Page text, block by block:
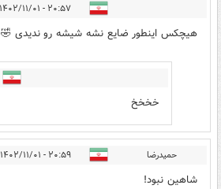
۲۰:۵۷ - ۱۴۰۲/۱۱/۰۱
هیچکس اینطور ضایع نشه شیشه رو ندیدی 🤣
خخخخ
حمیدرضا ۲۰:۵۹ - ۱۴۰۲/۱۱/۰۱
شاهین نبود!